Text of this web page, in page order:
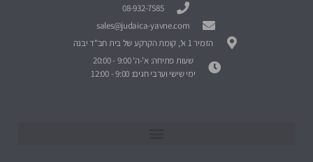
08-932-7585
sales@judaica-yavne.com
הזמיר 1 א', קומת הקרקע של בית חב"ד יבנה
שעות פתיחה: א'-ה' 9:00 - 20:00
ימי שישי וערבי חגים: 9:00 - 12:00